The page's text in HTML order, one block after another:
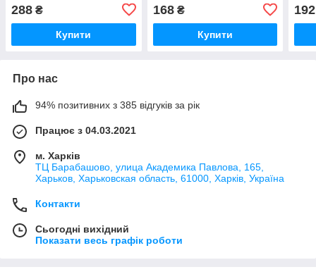
288 ₴
Купити
168₴
Купити
192
Про нас
94% позитивних з 385 відгуків за рік
Працює з 04.03.2021
м. Харків
ТЦ Барабашово, улица Академика Павлова, 165,
Харьков, Харьковская область, 61000, Харків, Україна
Контакти
Сьогодні вихідний
Показати весь графік роботи